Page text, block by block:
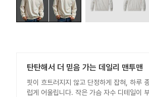
탄탄해서 더 믿음 가는 데일리 맨투맨
핏이 흐트러지지 않고 단정하게 잡혀, 하루
럽게 어울립니다. 작은 가슴 자수 디테일이